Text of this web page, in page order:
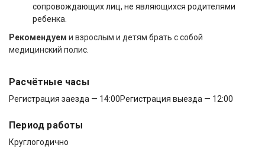
сопровождающих лиц, не являющихся родителями
ребенка.
Рекомендуем и взрослым и детям брать с собой
медицинский полис.
Расчётные часы
Регистрация заезда — 14:00Регистрация выезда — 12:00
Период работы
Круглогодично